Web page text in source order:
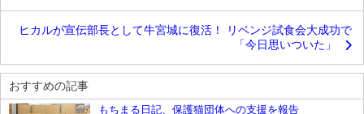
ヒカルが宣伝部長として牛宮城に復活！ リベンジ試食会大成功で
「今日思いついた」
おすすめの記事
もちまる日記、保護猫団体への支援を報告